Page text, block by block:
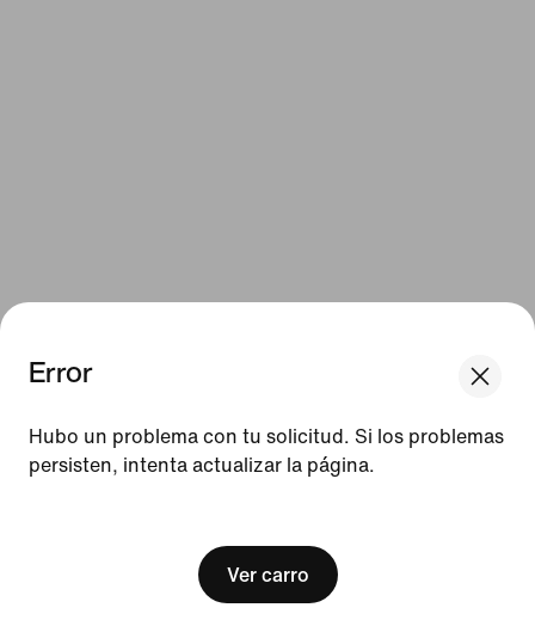
Error
Hubo un problema con tu solicitud. Si los problemas
persisten, intenta actualizar la página.
Ver carro